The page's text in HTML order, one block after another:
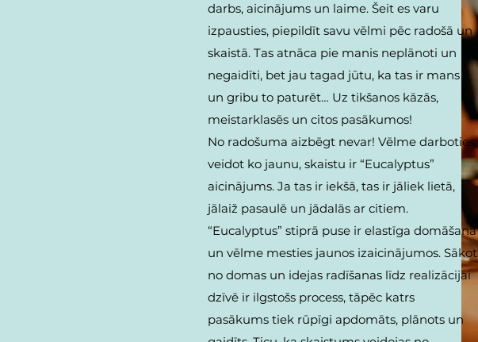
darbs, aicinājums un laime. Šeit es varu
izpausties, piepildīt savu vēlmi pēc radošā un
skaistā. Tas atnāca pie manis neplānoti un
negaidīti, bet jau tagad jūtu, ka tas ir mans
un gribu to paturēt… Uz tikšanos kāzās,
meistarklasēs un citos pasākumos!
No radošuma aizbēgt nevar! Vēlme darboties,
veidot ko jaunu, skaistu ir “Eucalyptus”
aicinājums. Ja tas ir iekšā, tas ir jāliek lietā,
jālaiž pasaulē un jādalās ar citiem.
“Eucalyptus” stiprā puse ir elastīga domāšana
un vēlme mesties jaunos izaicinājumos. Sākot
no domas un idejas radīšanas līdz realizācijai
dzīvē ir ilgstošs process, tāpēc katrs
pasākums tiek rūpīgi apdomāts, plānots un